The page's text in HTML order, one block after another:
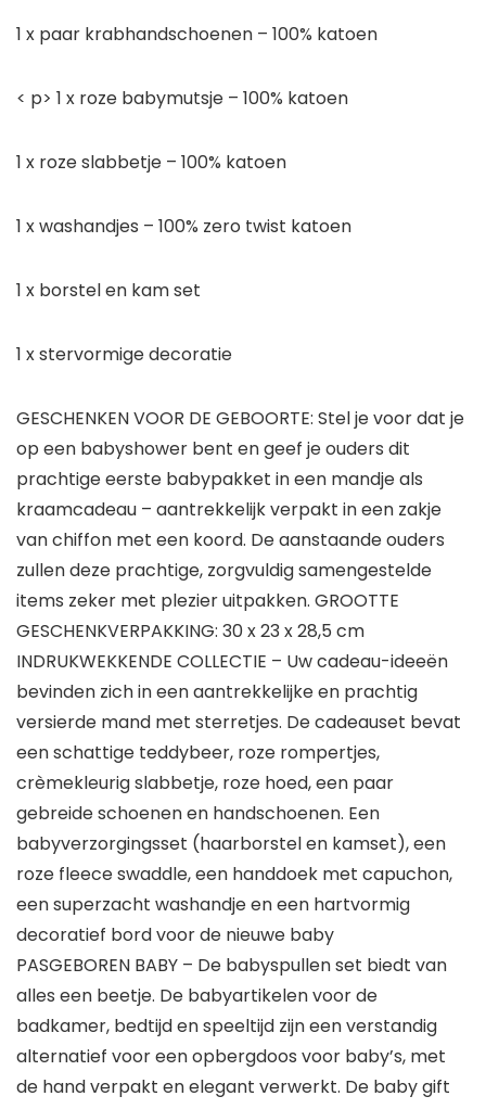
1 x paar krabhandschoenen – 100% katoen
< p> 1 x roze babymutsje – 100% katoen
1 x roze slabbetje – 100% katoen
1 x washandjes – 100% zero twist katoen
1 x borstel en kam set
1 x stervormige decoratie
GESCHENKEN VOOR DE GEBOORTE: Stel je voor dat je
op een babyshower bent en geef je ouders dit
prachtige eerste babypakket in een mandje als
kraamcadeau – aantrekkelijk verpakt in een zakje
van chiffon met een koord. De aanstaande ouders
zullen deze prachtige, zorgvuldig samengestelde
items zeker met plezier uitpakken. GROOTTE
GESCHENKVERPAKKING: 30 x 23 x 28,5 cm
INDRUKWEKKENDE COLLECTIE – Uw cadeau-ideeën
bevinden zich in een aantrekkelijke en prachtig
versierde mand met sterretjes. De cadeauset bevat
een schattige teddybeer, roze rompertjes,
crèmekleurig slabbetje, roze hoed, een paar
gebreide schoenen en handschoenen. Een
babyverzorgingsset (haarborstel en kamset), een
roze fleece swaddle, een handdoek met capuchon,
een superzacht washandje en een hartvormig
decoratief bord voor de nieuwe baby
PASGEBOREN BABY – De babyspullen set biedt van
alles een beetje. De babyartikelen voor de
badkamer, bedtijd en speeltijd zijn een verstandig
alternatief voor een opbergdoos voor baby’s, met
de hand verpakt en elegant verwerkt. De baby gift